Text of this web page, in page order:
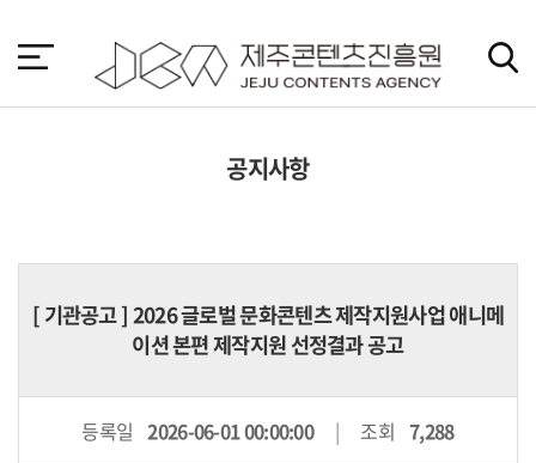
바
가
공지사항
[기관공고] 2026 글로벌 문화콘텐츠 제작지원사업 애니메
이션 본편 제작지원 선정결과 공고
등록일 2026-06-01 00:00:00 조회 7,288